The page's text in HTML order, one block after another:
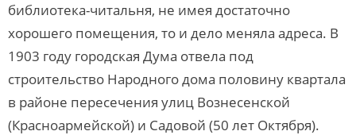
библиотека-читальня, не имея достаточно
хорошего помещения, то и дело меняла адреса. В
1903 году городская Дума отвела под
строительство Народного дома половину квартала
в районе пересечения улиц Вознесенской
(Красноармейской) и Садовой (50 лет Октября).